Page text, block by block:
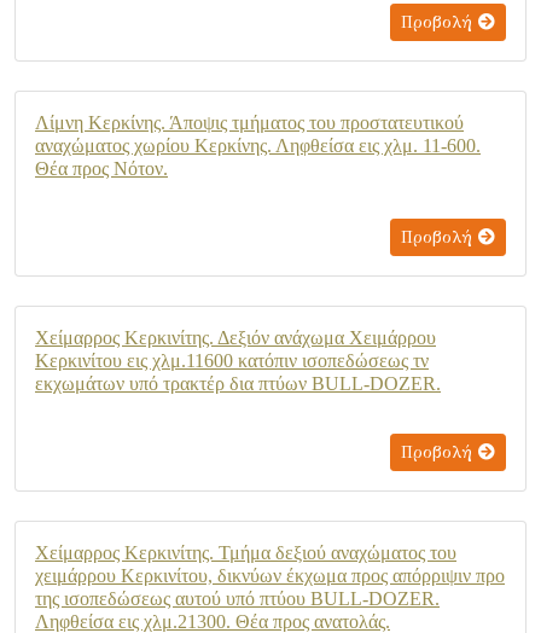
Προβολή
Λίμνη Κερκίνης. Άποψις τμήματος του προστατευτικού
αναχώματος χωρίου Κερκίνης. Ληφθείσα εις χλμ. 11-600.
Θέα προς Νότον.
Προβολή
Χείμαρρος Κερκινίτης. Δεξιόν ανάχωμα Χειμάρρου
Κερκινίτου εις χλμ.11600 κατόπιν ισοπεδώσεως τν
εκχωμάτων υπό τρακτέρ δια πτύων BULL-DOZER.
Προβολή
Χείμαρρος Κερκινίτης. Τμήμα δεξιού αναχώματος του
χειμάρρου Κερκινίτου, δικνύων έκχωμα προς απόρριψιν προ
της ισοπεδώσεως αυτού υπό πτύου BULL-DOZER.
Ληφθείσα εις χλμ.21300. Θέα προς ανατολάς.